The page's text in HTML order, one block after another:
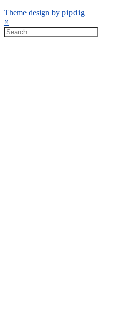
Theme design by pipdig
×